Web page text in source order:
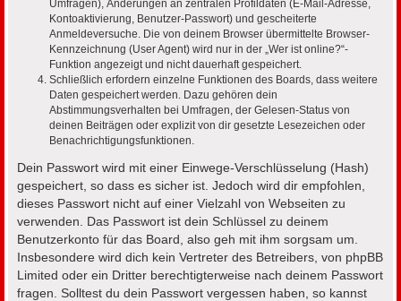
Umfragen), Änderungen an zentralen Profildaten (E-Mail-Adresse,
Kontoaktivierung, Benutzer-Passwort) und gescheiterte
Anmeldeversuche. Die von deinem Browser übermittelte Browser-
Kennzeichnung (User Agent) wird nur in der „Wer ist online?“-
Funktion angezeigt und nicht dauerhaft gespeichert.
Schließlich erfordern einzelne Funktionen des Boards, dass weitere
Daten gespeichert werden. Dazu gehören dein
Abstimmungsverhalten bei Umfragen, der Gelesen-Status von
deinen Beiträgen oder explizit von dir gesetzte Lesezeichen oder
Benachrichtigungsfunktionen.
Dein Passwort wird mit einer Einwege-Verschlüsselung (Hash)
gespeichert, so dass es sicher ist. Jedoch wird dir empfohlen,
dieses Passwort nicht auf einer Vielzahl von Webseiten zu
verwenden. Das Passwort ist dein Schlüssel zu deinem
Benutzerkonto für das Board, also geh mit ihm sorgsam um.
Insbesondere wird dich kein Vertreter des Betreibers, von phpBB
Limited oder ein Dritter berechtigterweise nach deinem Passwort
fragen. Solltest du dein Passwort vergessen haben, so kannst